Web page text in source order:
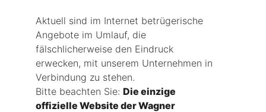
Aktuell sind im Internet betrügerische
Angebote im Umlauf, die
fälschlicherweise den Eindruck
erwecken, mit unserem Unternehmen in
Verbindung zu stehen.
Bitte beachten Sie: Die einzige
offizielle Website der Wagner